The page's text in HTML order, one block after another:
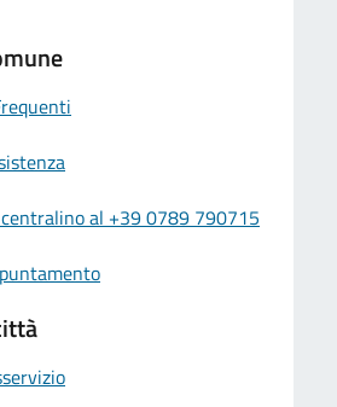
al +39 0789 790715